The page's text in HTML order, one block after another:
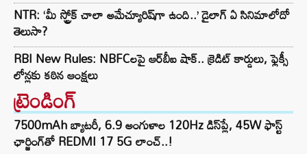
NTR: ‘మీ స్ట్రోక్ చాలా అమేచ్యూరిష్‌గా ఉంది..’ డైలాగ్ ఏ సినిమాలోదో
తెలుసా?
RBI New Rules: NBFCలపై ఆర్‌బీఐ షాక్.. క్రెడిట్ కార్డులు, ఫ్లెక్సీ
లోన్లకు కఠిన ఆంక్షలు
ట్రెండింగ్‌
7500mAh బ్యాటరీ, 6.9 అంగుళాల 120Hz డిస్‌ప్లే, 45W ఫాస్ట్
ఛార్జింగ్‌తో REDMI 17 5G లాంచ్..!